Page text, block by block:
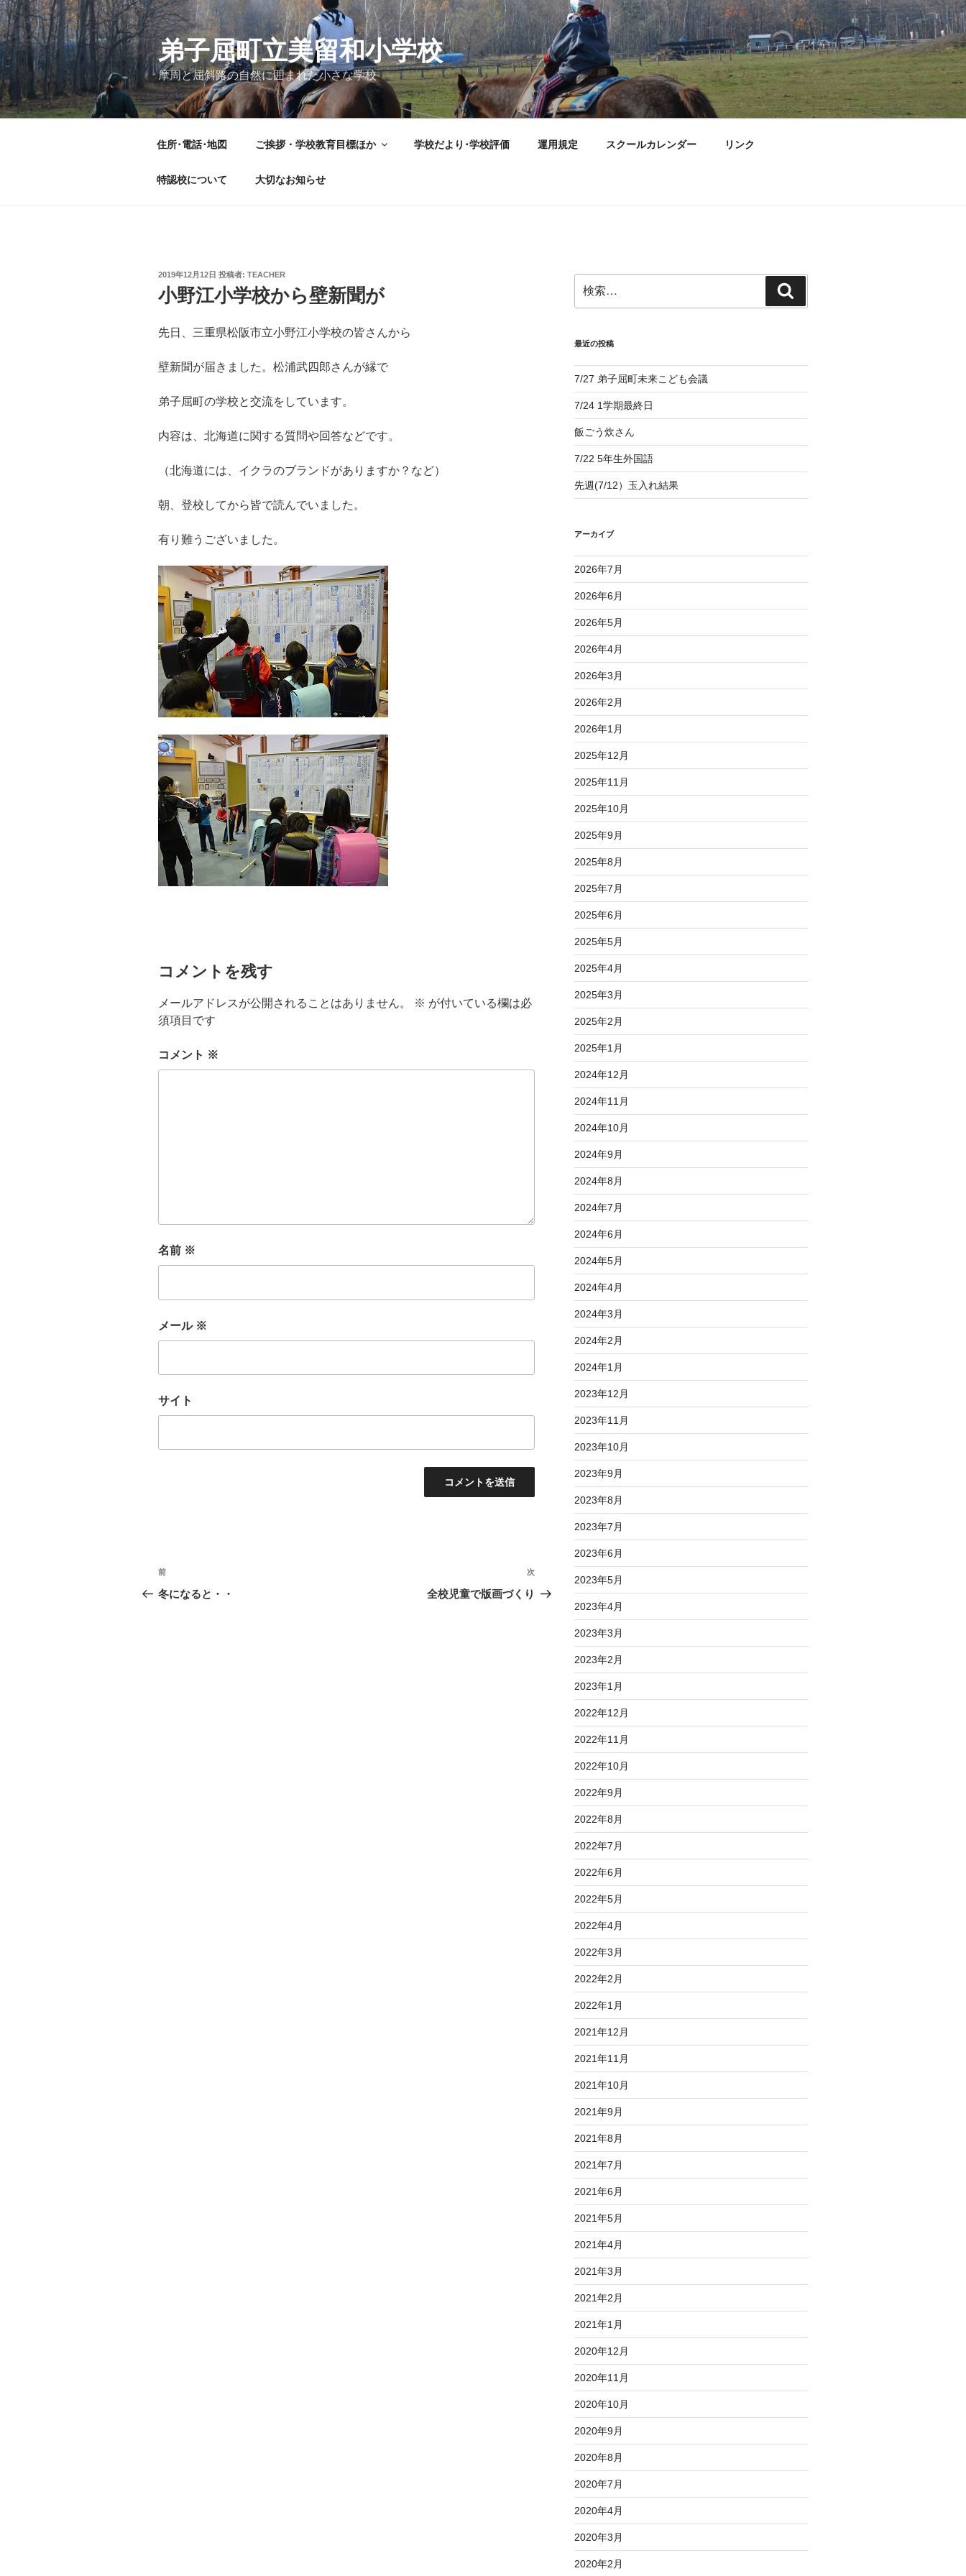
コ
ン
テ
ン
ツ
へ
ス
弟子屈町立美留和小学校
摩周と屈斜路の自然に囲まれた小さな学校
住所･電話･地図 ご挨拶・学校教育目標ほか 学校だより･学校評価 運用規定 スクールカレンダー リンク
特認校について 大切なお知らせ
投
日:
2019年12月12日 投稿者: TEACHER
小野江小学校から壁新聞が
先日、三重県松阪市立小野江小学校の皆さんから
壁新聞が届きました。松浦武四郎さんが縁で
弟子屈町の学校と交流をしています。
内容は、北海道に関する質問や回答などです。
（北海道には、イクラのブランドがありますか？など）
朝、登校してから皆で読んでいました。
有り難うございました。
コメントを残す
メールアドレスが公開されることはありません。 ※ が付いている欄は必
須項目です
コメント ※
名前 ※
メール ※
サイト
投
稿
前
の
前
冬になると・・
次
の
次
全校児童で版画づくり
索:
索
最近の投稿
7/27 弟子屈町未来こども会議
7/24 1学期最終日
飯ごう炊さん
7/22 5年生外国語
先週(7/12）玉入れ結果
アーカイブ
2026年7月
2026年6月
2026年5月
2026年4月
2026年3月
2026年2月
2026年1月
2025年12月
2025年11月
2025年10月
2025年9月
2025年8月
2025年7月
2025年6月
2025年5月
2025年4月
2025年3月
2025年2月
2025年1月
2024年12月
2024年11月
2024年10月
2024年9月
2024年8月
2024年7月
2024年6月
2024年5月
2024年4月
2024年3月
2024年2月
2024年1月
2023年12月
2023年11月
2023年10月
2023年9月
2023年8月
2023年7月
2023年6月
2023年5月
2023年4月
2023年3月
2023年2月
2023年1月
2022年12月
2022年11月
2022年10月
2022年9月
2022年8月
2022年7月
2022年6月
2022年5月
2022年4月
2022年3月
2022年2月
2022年1月
2021年12月
2021年11月
2021年10月
2021年9月
2021年8月
2021年7月
2021年6月
2021年5月
2021年4月
2021年3月
2021年2月
2021年1月
2020年12月
2020年11月
2020年10月
2020年9月
2020年8月
2020年7月
2020年4月
2020年3月
2020年2月